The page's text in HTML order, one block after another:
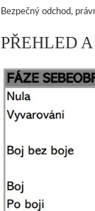
Bezpečný odchod,
PŘEHLED